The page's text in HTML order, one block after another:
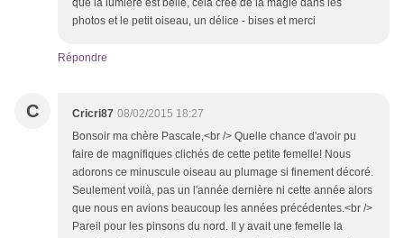
que la lumière est belle, cela crée de la magie dans les
photos et le petit oiseau, un délice - bises et merci
Répondre
C Cricri87 08/02/2015 18:27
Bonsoir ma chère Pascale,<br /> Quelle chance d'avoir pu
faire de magnifiques clichés de cette petite femelle! Nous
adorons ce minuscule oiseau au plumage si finement décoré.
Seulement voilà, pas un l'année dernière ni cette année alors
que nous en avions beaucoup les années précédentes.<br />
Pareil pour les pinsons du nord. Il y avait une femelle la